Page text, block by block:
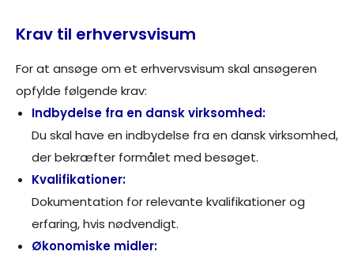
Krav til erhvervsvisum
For at ansøge om et erhvervsvisum skal ansøgeren
opfylde følgende krav:
Indbydelse fra en dansk virksomhed:
Du skal have en indbydelse fra en dansk virksomhed,
der bekræfter formålet med besøget.
Kvalifikationer:
Dokumentation for relevante kvalifikationer og
erfaring, hvis nødvendigt.
Økonomiske midler: